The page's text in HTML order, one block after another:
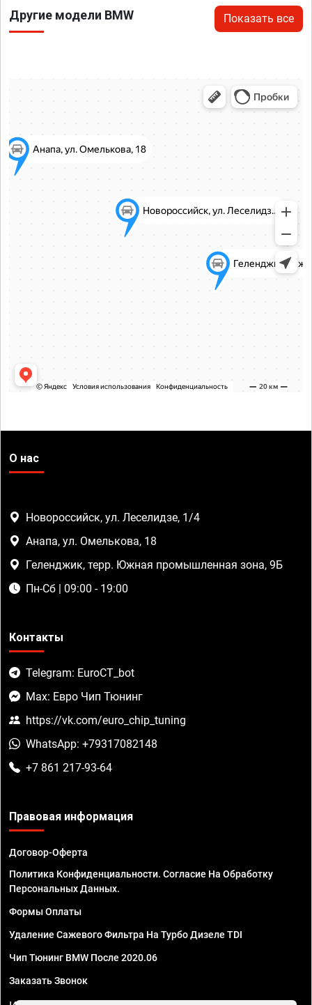
Другие модели BMW Показать все
О нас
Новороссийск, ул. Леселидзе, 1/4
Анапа, ул. Омелькова, 18
Геленджик, терр. Южная промышленная зона, 9Б
Пн-Сб | 09:00 - 19:00
Контакты
Telegram: EuroCT_bot
Max: Евро Чип Тюнинг
https://vk.com/euro_chip_tuning
WhatsApp: +79317082148
+7 861 217-93-64
Правовая информация
Договор-Оферта
Политика Конфиденциальности. Согласие На Обработку
Персональных Данных.
Формы Оплаты
Удаление Сажевого Фильтра На Турбо Дизеле TDI
Чип Тюнинг BMW После 2020.06
Заказать Звонок